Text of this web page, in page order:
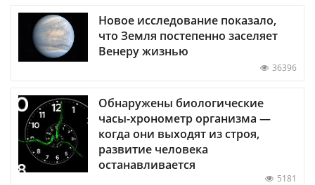
Новое исследование показало,
что Земля постепенно заселяет
Венеру жизнью
36396
Обнаружены биологические
часы-хронометр организма —
когда они выходят из строя,
развитие человека
останавливается
5181